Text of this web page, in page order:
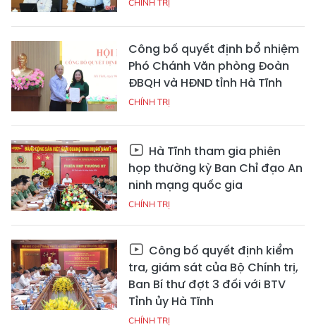
CHÍNH TRỊ
Công bố quyết định bổ nhiệm
Phó Chánh Văn phòng Đoàn
ĐBQH và HĐND tỉnh Hà Tĩnh
CHÍNH TRỊ
Hà Tĩnh tham gia phiên
họp thường kỳ Ban Chỉ đạo An
ninh mạng quốc gia
CHÍNH TRỊ
Công bố quyết định kiểm
tra, giám sát của Bộ Chính trị,
Ban Bí thư đợt 3 đối với BTV
Tỉnh ủy Hà Tĩnh
CHÍNH TRỊ